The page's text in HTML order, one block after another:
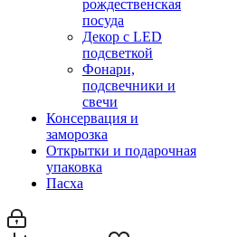
рождественская
посуда
Декор с LED
подсветкой
Фонари,
подсвечники и
свечи
Консервация и
заморозка
Открытки и подарочная
упаковка
Пасха